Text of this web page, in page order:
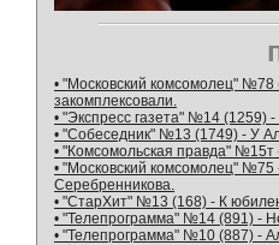
• "Московский комсомолец"
закомплексовали.
• "Экспресс газета" №14 (1259)
• "Собеседник" №13 (1749) - У
• "Комсомольская правда"
• "Московский комсомолец"
Серебренникова.
• "СтарХит" №13 (168) - К
• "Телепрограмма" №14 (891) -
• "Телепрограмма" №10 (887) -